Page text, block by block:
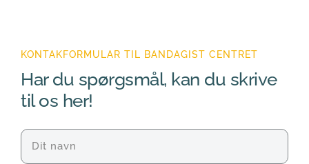
KONTAKFORMULAR TIL BANDAGIST CENTRET
Har du spørgsmål, kan du skrive
til os her!
Navn